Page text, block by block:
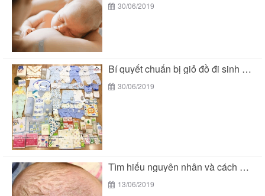
30/06/2019
Bí quyết chuẩn bị giỏ đồ đi sinh mùa...
30/06/2019
Tìm hiểu nguyên nhân và cách chữa cứt trâu...
13/06/2019